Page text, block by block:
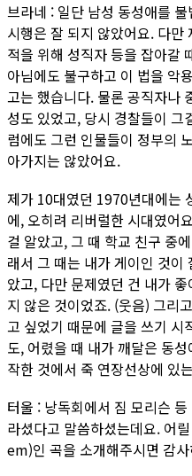
브라네 : 일단 남성 동성애를
시행은 잘 되지 않았어요. 다
적을 위해 성직자 등을 잡아갈
아님에도 불구하고 이 법을 악
고는 했습니다. 물론 공직자나
성도 있었고, 당시 경찰들이 그
럼에도 그런 인물들이 정부의
아가지는 않았어요.
제가 10대였던 1970년대에는
에, 오히려 리버럴한 시대였어
걸 알았고, 그 때 학교 친구 중
래서 그 때는 내가 게이인 것이
았고, 다만 문제였던 건 내가
지 않은 것이었죠. (웃음) 그리
고 싶었기 때문에 글을 쓰기 시
도, 어렸을 때 내가 깨달은 동
작한 것에서 죽 연장선상에 있
터울 : 낭독회에서 짐 모리슨
라셨다고 말씀하셨는데요. 어
em)인 곡을 소개해주시면 감